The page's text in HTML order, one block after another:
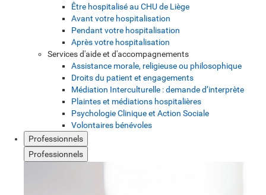
Être hospitalisé au CHU de Liège
Avant votre hospitalisation
Pendant votre hospitalisation
Après votre hospitalisation
Services d'aide et d'accompagnements
Assistance morale, religieuse ou philosophique
Droits du patient et engagements
Médiation Interculturelle : demande d’interprète
Plaintes et médiations hospitalières
Psychologie Clinique et Action Sociale
Volontaires bénévoles
Professionnels
Professionnels